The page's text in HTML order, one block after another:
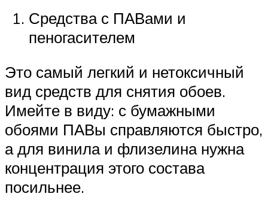
Средства с ПАВами и
пеногасителем
Это самый легкий и нетоксичный
вид средств для снятия обоев.
Имейте в виду: с бумажными
обоями ПАВы справляются быстро,
а для винила и флизелина нужна
концентрация этого состава
посильнее.